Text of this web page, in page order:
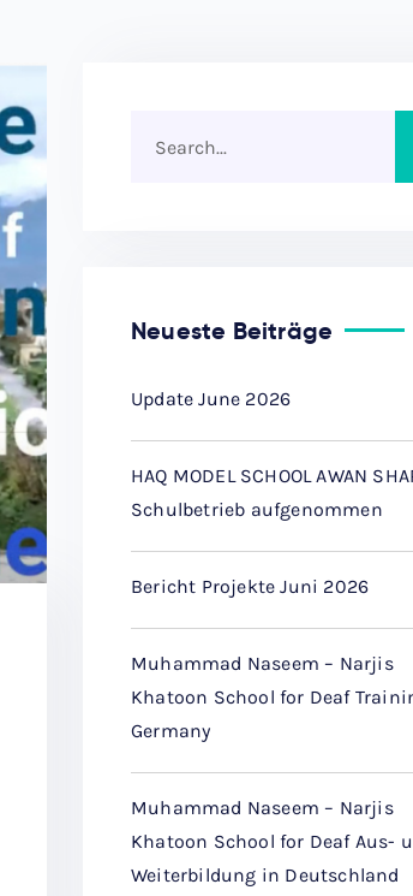
Neueste Beiträge
Update June 2026
HAQ MODEL SCHOOL AWAN
Schulbetrieb aufgenommen
Bericht Projekte Juni 2026
Muhammad Naseem – Narjis
Khatoon School for Deaf
Germany
Muhammad Naseem – Narjis
Khatoon School for Deaf Aus-
Weiterbildung in Deutschland